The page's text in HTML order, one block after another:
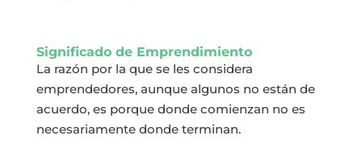
Significado de Emprendimiento
La razón por la que se les considera
emprendedores, aunque algunos no están de
acuerdo, es porque donde comienzan no es
necesariamente donde terminan.